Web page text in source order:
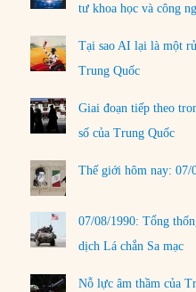
tư khoa học và công
Tại sao AI lại là một
Trung Quốc
Giai đoạn tiếp theo
số của Trung Quốc
Thế giới hôm nay: 07/
07/08/1990: Tổng
dịch Lá chắn Sa mạc
Nỗ lực âm thầm của